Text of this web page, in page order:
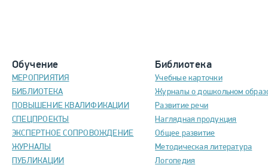
Обучение
МЕРОПРИЯТИЯ
БИБЛИОТЕКА
ПОВЫШЕНИЕ КВАЛИФИКАЦИИ
СПЕЦПРОЕКТЫ
ЭКСПЕРТНОЕ СОПРОВОЖДЕНИЕ
ЖУРНАЛЫ
ПУБЛИКАЦИИ
Библиотека
Учебные карточки
Журналы о дошкольном
Развитие речи
Наглядная продукция
Общее развитие
Методическая литература
Логопедия